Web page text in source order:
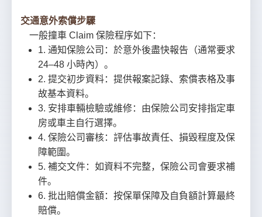
交通意外索償步驟
一般撞車 Claim 保險程序如下：
1. 通知保險公司：於意外後盡快報告（通常要求
24–48 小時內）。
2. 提交初步資料：提供報案記錄、索償表格及事
故基本資料。
3. 安排車輛檢驗或維修：由保險公司安排指定車
房或車主自行選擇。
4. 保險公司審核：評估事故責任、損毀程度及保
障範圍。
5. 補交文件：如資料不完整，保險公司會要求補
件。
6. 批出賠償金額：按保單保障及自負額計算最終
賠償。